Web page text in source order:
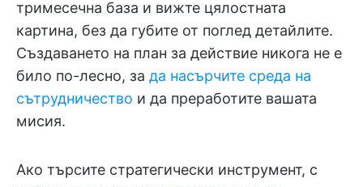
тримесечна база и вижте цялостната
картина, без да губите от поглед детайлите.
Създаването на план за действие никога не е
било по-лесно, за да насърчите среда на
сътрудничество и да преработите вашата
мисия.
Ако търсите стратегически инструмент, с